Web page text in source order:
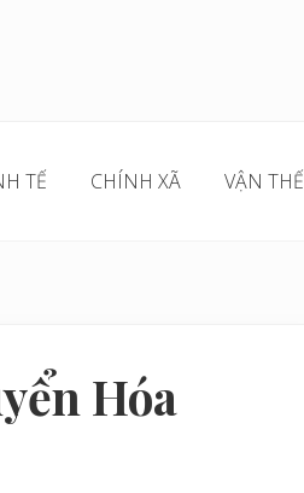
TẾ CHÍNH XÃ VẬN THẾ
Hóa